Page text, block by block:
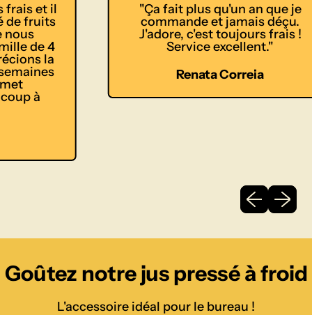
et il
fruits
de 4
la
à
"Ça fait plus qu'un an que je
commande et jamais déçu.
J'adore, c'est toujours frais !
Service excellent."
Renata Correia
Diapositive
Goûtez notre jus pressé à froid
L'accessoire idéal pour le bureau !